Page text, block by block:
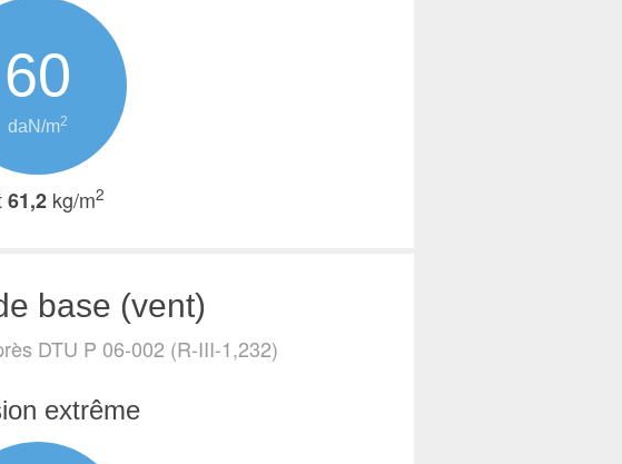
60
daN/m2
61,2kg/m2
base (vent)
DTU P 06-002 (R-III-1,232)
extrême